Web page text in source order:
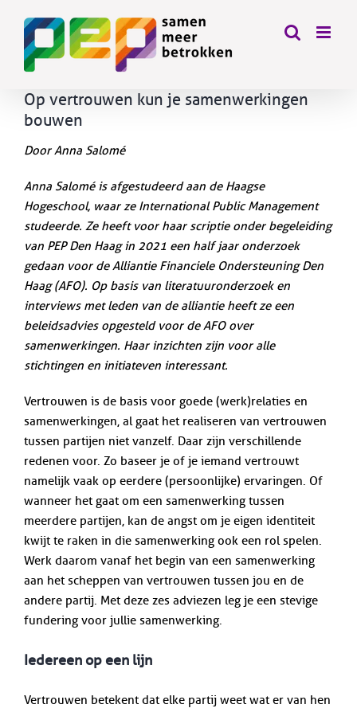
content
Op vertrouwen kun je samenwerkingen
bouwen
Door Anna Salomé
Anna Salomé is afgestudeerd aan de Haagse
Hogeschool, waar ze International Public Management
studeerde. Ze heeft voor haar scriptie onder begeleiding
van PEP Den Haag in 2021 een half jaar onderzoek
gedaan voor de Alliantie Financiele Ondersteuning Den
Haag (AFO). Op basis van literatuuronderzoek en
interviews met leden van de alliantie heeft ze een
beleidsadvies opgesteld voor de AFO over
samenwerkingen. Haar inzichten zijn voor alle
stichtingen en initiateven interessant.
Vertrouwen is de basis voor goede (werk)relaties en
samenwerkingen, al gaat het realiseren van vertrouwen
tussen partijen niet vanzelf. Daar zijn verschillende
redenen voor. Zo baseer je of je iemand vertrouwt
namelijk vaak op eerdere (persoonlijke) ervaringen. Of
wanneer het gaat om een samenwerking tussen
meerdere partijen, kan de angst om je eigen identiteit
kwijt te raken in die samenwerking ook een rol spelen.
Werk daarom vanaf het begin van een samenwerking
aan het scheppen van vertrouwen tussen jou en de
andere partij. Met deze zes adviezen leg je een stevige
fundering voor jullie samenwerking.
Iedereen op een lijn
Vertrouwen betekent dat elke partij weet wat er van hen